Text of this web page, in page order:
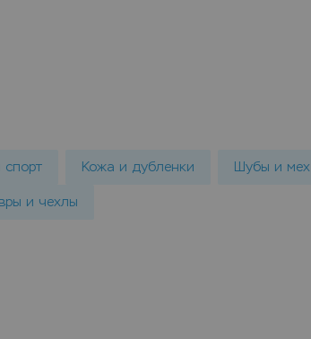
Кожа и дубленки Шубы и мех
и чехлы